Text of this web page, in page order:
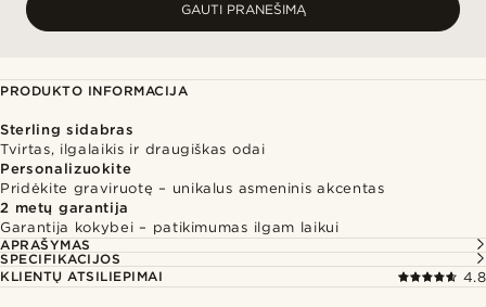
GAUTI PRANEŠIMĄ
PRODUKTO INFORMACIJA
Sterling sidabras
Tvirtas, ilgalaikis ir draugiškas odai
Personalizuokite
Pridėkite graviruotę – unikalus asmeninis akcentas
2 metų garantija
Garantija kokybei – patikimumas ilgam laikui
APRAŠYMAS
SPECIFIKACIJOS
KLIENTŲ ATSILIEPIMAI
4.8